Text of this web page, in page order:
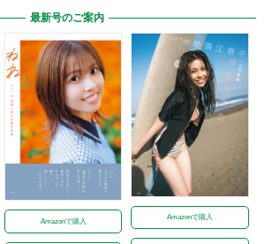
最新号のご案内
Amazonで購入
Amazonで購入